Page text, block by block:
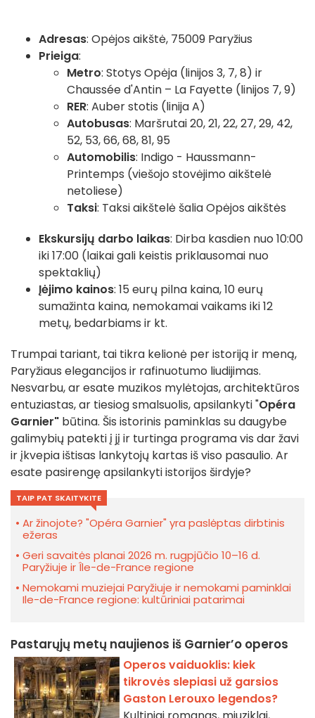
Adresas: Opėjos aikštė, 75009 Paryžius
Prieiga:
Metro: Stotys Opėja (linijos 3, 7, 8) ir
Chaussée d'Antin – La Fayette (linijos 7, 9)
RER: Auber stotis (linija A)
Autobusas: Maršrutai 20, 21, 22, 27, 29, 42,
52, 53, 66, 68, 81, 95
Automobilis: Indigo - Haussmann-
Printemps (viešojo stovėjimo aikštelė
netoliese)
Taksi: Taksi aikštelė šalia Opėjos aikštės
Ekskursijų darbo laikas: Dirba kasdien nuo 10:00
iki 17:00 (laikai gali keistis priklausomai nuo
spektaklių)
Įėjimo kainos: 15 eurų pilna kaina, 10 eurų
sumažinta kaina, nemokamai vaikams iki 12
metų, bedarbiams ir kt.
Trumpai tariant, tai tikra kelionė per istoriją ir meną,
Paryžiaus elegancijos ir rafinuotumo liudijimas.
Nesvarbu, ar esate muzikos mylėtojas, architektūros
entuziastas, ar tiesiog smalsuolis, apsilankyti "Opéra
Garnier" būtina. Šis istorinis paminklas su daugybe
galimybių patekti į jį ir turtinga programa vis dar žavi
ir įkvepia ištisas lankytojų kartas iš viso pasaulio. Ar
esate pasirengę apsilankyti istorijos širdyje?
TAIP PAT SKAITYKITE
Ar žinojote? "Opéra Garnier" yra paslėptas dirbtinis
ežeras
Geri savaitės planai 2026 m. rugpjūčio 10–16 d.
Paryžiuje ir Île-de-France regione
Nemokami muziejai Paryžiuje ir nemokami paminklai
Ile-de-France regione: kultūriniai patarimai
Pastarųjų metų naujienos iš Garnier’o operos
Operos vaiduoklis: kiek
tikrovės slepiasi už garsios
Gaston Lerouxo legendos?